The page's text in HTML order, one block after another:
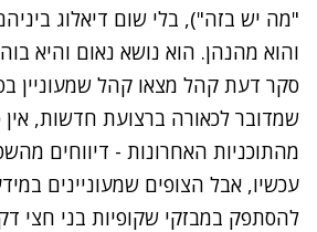
"מה יש בזה"), בלי שום דיאלוג
והוא מהנהן. הוא נושא נאום והיא
סקר דעת קהל מצאו קהל שמעוניין
שמדובר לכאורה ברצועת חדשות,
מהתוכניות האחרונות - דיווחים
עכשיו, אבל הצופים שמעוניינים
להסתפק במבזקי שקופיות בני חצי